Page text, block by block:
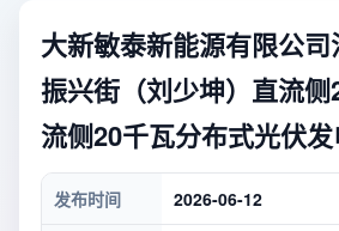
大新敏泰新能源有限公
振兴街（刘少坤）直流
流侧20千瓦分布式光伏
发布时间 2026-06-12